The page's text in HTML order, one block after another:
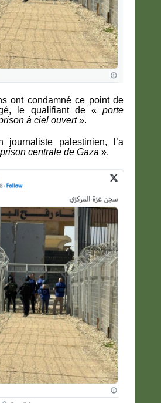
ont condamné ce point de
le qualifiant de « porte
à ciel ouvert».
journaliste palestinien, l’a
centrale de Gaza ».